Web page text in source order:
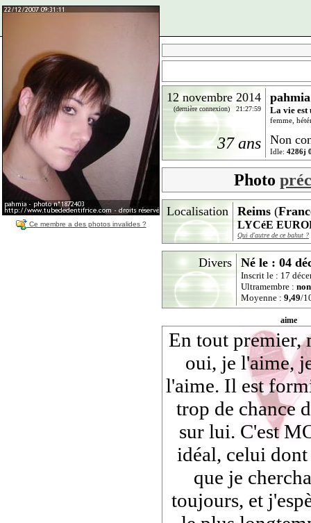
Ce membre a des photos invalides ?
12 novembre 2014
(dernière connexion) 21:27:59
pahmia
La vie est
femme,
Non
Idle: 4286j
37 ans
Photo
Localisation Reims (
LYCéE
Qui d'autre de ce bahut ?
Divers Né le : 04
Inscrit le : 17
Ultramembre : non
Moyenne : 9,49/
aime
En tout premier,
oui, je l'aime,
l'aime. Il est
trop de chance
sur lui. C'est
idéal, celui
que je
toujours, et